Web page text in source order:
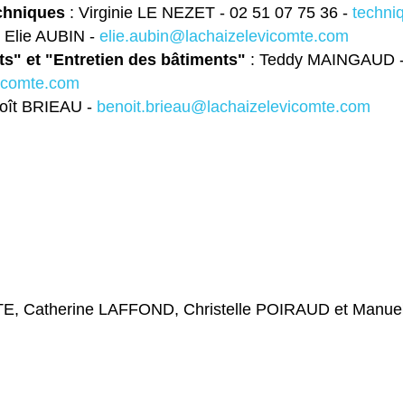
: Virginie LE NEZET - 02 51 07 75 36 -
Elie AUBIN - elie.aubin@lachaizelevicomte.com
et "Entretien des bâtiments" : Teddy MAINGAUD
BRIEAU - benoit.brieau@lachaizelevicomte.com
Catherine LAFFOND, Christelle POIRAUD et